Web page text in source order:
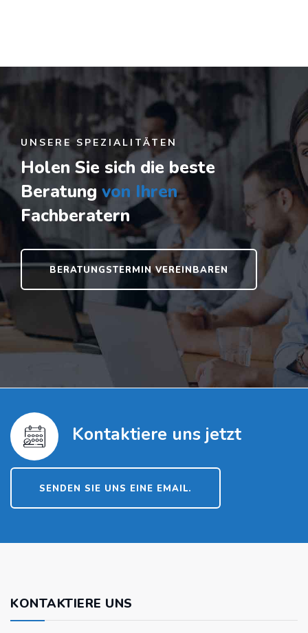
UNSERE SPEZIALITÄTEN
Holen Sie sich die beste
Beratung von Ihren
Fachberatern
BERATUNGSTERMIN VEREINBAREN
Kontaktiere uns jetzt
SENDEN SIE UNS EINE EMAIL.
KONTAKTIERE UNS